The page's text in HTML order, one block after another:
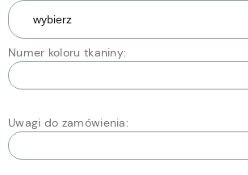
Numer koloru tkaniny:
Uwagi do zamówienia: